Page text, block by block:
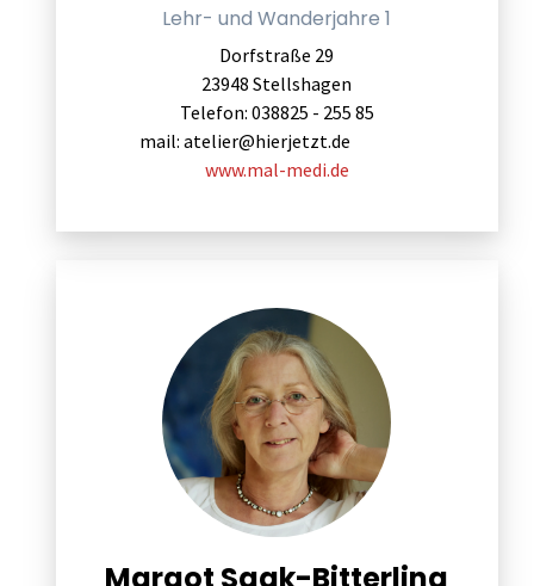
Lehr- und Wanderjahre 1
Dorfstraße 29
23948 Stellshagen
Telefon: 038825 - 255 85
mail: atelier@hierjetzt.de
www.mal-medi.de